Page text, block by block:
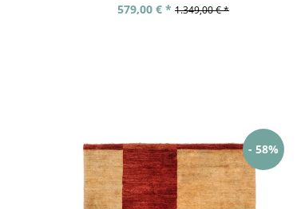
579,00 € * 1.349,00 € *
- 58%